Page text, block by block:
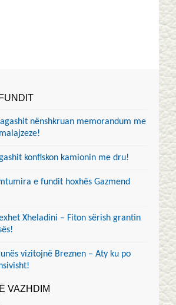
nënshkruan memorandum me
konfiskon kamionin me dru!
e fundit hoxhës Gazmend
Xheladini – Fiton sërish grantin
vizitojnë Breznen – Aty ku po
VAZHDIM